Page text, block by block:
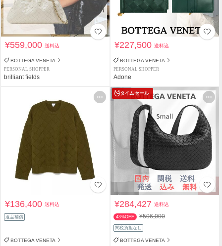
¥559,000送料込
BOTTEGA VENETA
PERSONAL SHOPPER
brilliant fields
¥227,500送料込
BOTTEGA VENETA
PERSONAL SHOPPER
Adone
¥136,400送料込
返品補償
BOTTEGA VENETA
タイムセール
¥284,427送料込
43%OFF ¥506,000
関税負担なし
BOTTEGA VENETA